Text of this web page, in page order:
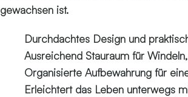
gewachsen ist.
Durchdachtes Design und
Ausreichend Stauraum für
Organisierte Aufbewahrung für
Erleichtert das Leben unterwegs